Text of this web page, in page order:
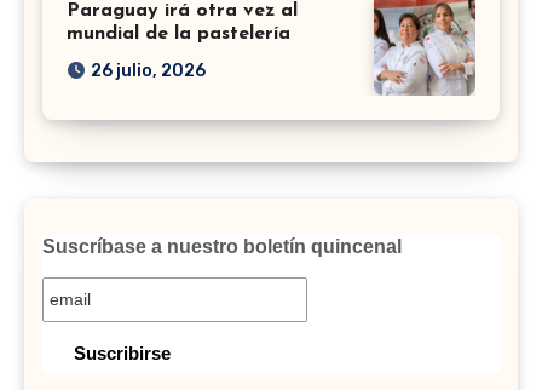
Paraguay irá otra vez al
mundial de la pastelería
26 julio, 2026
Suscríbase a nuestro boletín quincenal